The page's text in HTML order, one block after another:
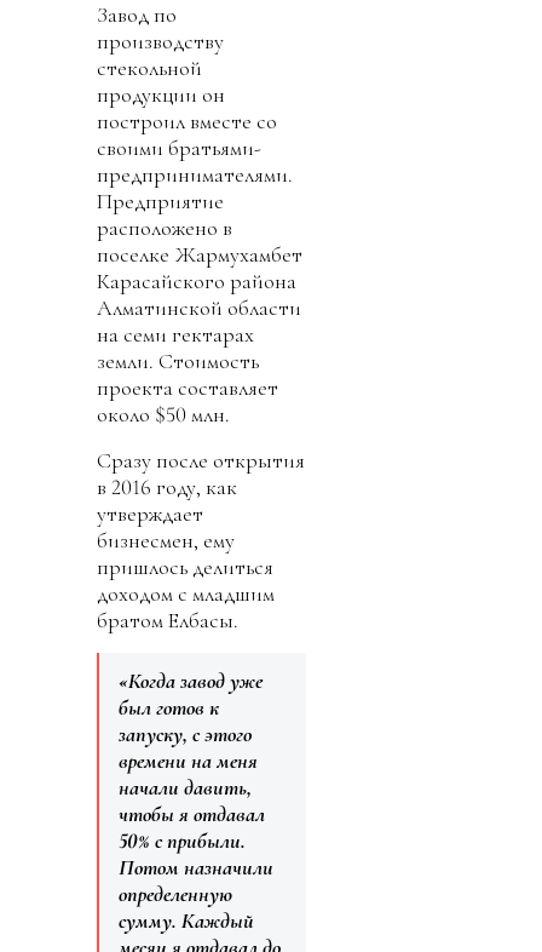
Завод по
производству
стекольной
продукции он
построил вместе со
своими братьями-
предпринимателями.
Предприятие
расположено в
поселке Жармухамбет
Карасайского района
Алматинской области
на семи гектарах
земли. Стоимость
проекта составляет
около $50 млн.
Сразу после открытия
в 2016 году, как
утверждает
бизнесмен, ему
пришлось делиться
доходом с младшим
братом Елбасы.
«Когда завод уже
был готов к
запуску, с этого
времени на меня
начали давить,
чтобы я отдавал
50% с прибыли.
Потом назначили
определенную
сумму. Каждый